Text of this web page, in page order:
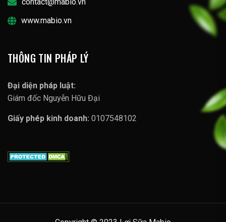
www.mabio.vn
THÔNG TIN PHÁP LÝ
Đại diện pháp luật:
Giám đốc Nguyễn Hữu Đại
Giấy phép kinh doanh: 0107548102